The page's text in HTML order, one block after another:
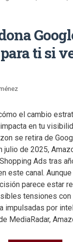
ti si
el cambio
en tu
se retira de
julio de 2025,
Ads tras
este canal.
parece estar
tensiones con
impulsadas por
MediaRadar,